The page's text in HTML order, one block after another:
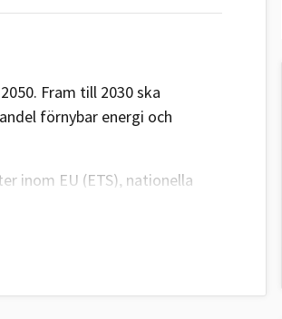
Fram till 2030 ska
förnybar energi och
inom EU (ETS), nationella
för EU, här finns
mål kallat ESR-målet och